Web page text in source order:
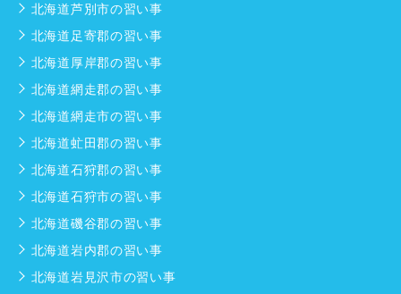
北海道芦別市の習い事
北海道足寄郡の習い事
北海道厚岸郡の習い事
北海道網走郡の習い事
北海道網走市の習い事
北海道虻田郡の習い事
北海道石狩郡の習い事
北海道石狩市の習い事
北海道磯谷郡の習い事
北海道岩内郡の習い事
北海道岩見沢市の習い事